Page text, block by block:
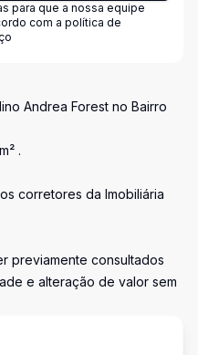
para que a nossa equipe
com a política de
Andrea Forest no Bairro
.
corretores da Imobiliária
previamente consultados
e alteração de valor sem